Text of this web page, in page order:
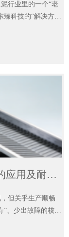
行业里的一个“老
科技的“解决方
双金属堆焊耐磨板在输送槽中的应用及耐磨效果分析
但关乎生产顺畅
、少出故障的核心
、码头，还是环